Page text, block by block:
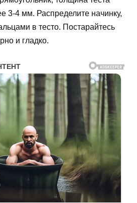
3-4 мм. Распределите начинку,
в тесто. Постарайтесь
и гладко.